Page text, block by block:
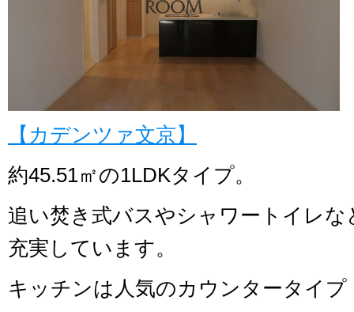
【カデンツァ文京】
約45.51㎡の1LDKタイプ。
追い焚き式バスやシャワートイレな
充実しています。
キッチンは人気のカウンタータイプ